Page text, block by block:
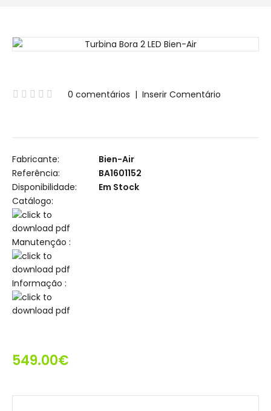
0 comentários | Inserir Comentário
Fabricante:
Bien-Air
Referência:
BA1601152
Disponibilidade:
Em Stock
Catálogo:
Manutenção :
Informação :
549.00€